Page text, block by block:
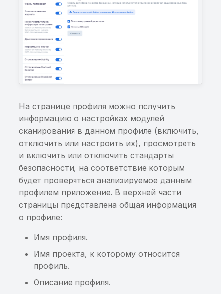
Автоочистка
Лицензирование
Обновление
Перезагрузка сервера
без обновления Системы
Интеграции системы
AppScreener
Интеграция с App
Интеграция с
Интеграция с App
Интеграция с
Интеграция с Appium
мониторинга
информации
информации в
системный лог
Небезопасный
подписи
Недостаточная длина
ключа подписи
Передача sensitive-
использует функции
Наличие скриптов
сборки в собранном
пакете приложения
Наличие файла со
списком сторонних
зависимостей в
собранном пакете
клавиатуры
На странице профиля можно получить
информацию о настройках модулей
сканирования в данном профиле (включить,
отключить или настроить их), просмотреть
и включить или отключить стандарты
безопасности, на соответствие которым
будет проверяться анализируемое данным
профилем приложение. В верхней части
страницы представлена общая информация
о профиле:
Имя профиля.
Имя проекта, к которому относится
профиль.
Описание профиля.